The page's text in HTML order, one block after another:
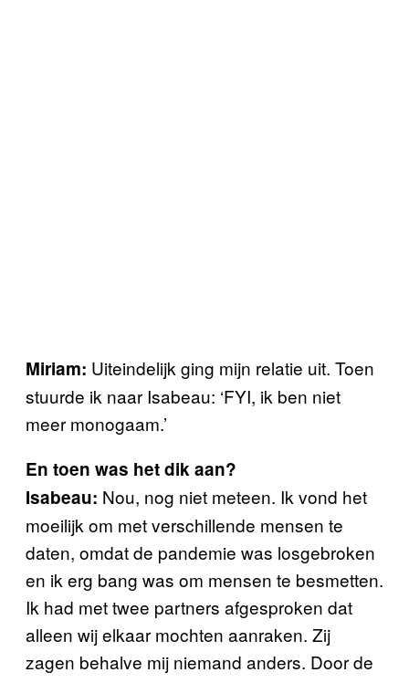
Miriam: Uiteindelijk ging mijn relatie uit. Toen
stuurde ik naar Isabeau: ‘FYI, ik ben niet
meer monogaam.’
En toen was het dik aan?
Isabeau: Nou, nog niet meteen. Ik vond het
moeilijk om met verschillende mensen te
daten, omdat de pandemie was losgebroken
en ik erg bang was om mensen te besmetten.
Ik had met twee partners afgesproken dat
alleen wij elkaar mochten aanraken. Zij
zagen behalve mij niemand anders. Door de